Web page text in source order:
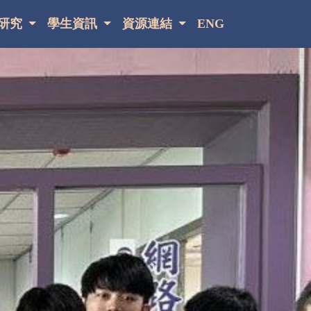
究 學生資訊 資源連結 ENG